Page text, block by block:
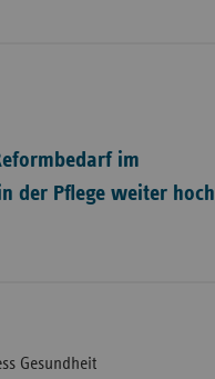
im
der Pflege weiter hoch
Gesundheit